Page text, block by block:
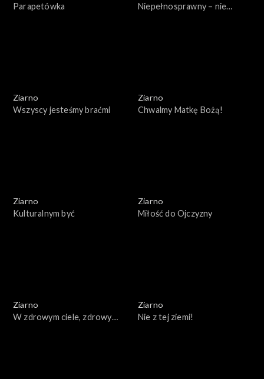
Parapetówka
Niepełnosprawny – nie
Ziarno
Wszyscy jesteśmy braćmi
Ziarno
Chwalmy Matkę Bożą!
Ziarno
Kulturalnym być
Ziarno
Miłość do Ojczyzny
Ziarno
W zdrowym ciele, zdrowy
Ziarno
Nie z tej ziemi!